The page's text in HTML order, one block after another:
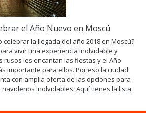
el Año Nuevo en Moscú
celebrar la llegada del año 2018 en Moscú?
vivir una experiencia inolvidable y
rusos les encantan las fiestas y el Año
importante para ellos. Por eso la ciudad
con amplia oferta de las opciones para
inolvidables. Aquí tienes la lista